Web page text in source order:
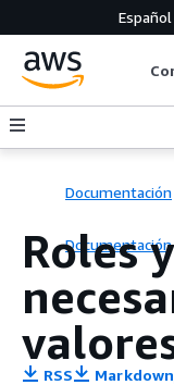
Español
Documentación
Documentación
Roles
RSS Markdown